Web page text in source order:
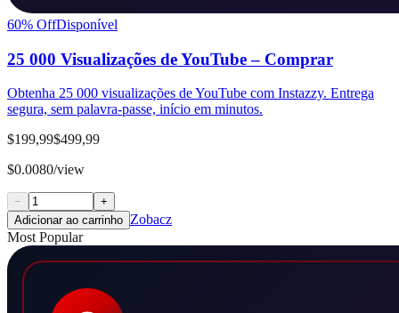
60% OffDisponível
25 000 Visualizações de YouTube – Comprar
Obtenha 25 000 visualizações de YouTube com Instazzy. Entrega
segura, sem palavra-passe, início em minutos.
$199,99$499,99
$0.0080/view
−
+
Adicionar ao carrinho Zobacz
Most Popular